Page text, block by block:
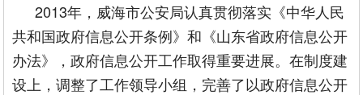
2013年，威海市公安局认真贯彻落实《中华人民
共和国政府信息公开条例》和《山东省政府信息公开
办法》，政府信息公开工作取得重要进展。在制度建
设上，调整了工作领导小组，完善了以政府信息公开